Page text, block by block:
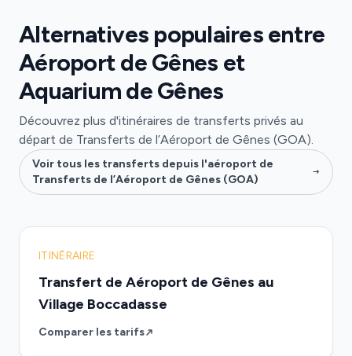
Alternatives populaires entre
Aéroport de Gênes et
Aquarium de Gênes
Découvrez plus d'itinéraires de transferts privés au
départ de Transferts de l’Aéroport de Gênes (GOA).
Voir tous les transferts depuis l'aéroport de
Transferts de l’Aéroport de Gênes (GOA)
ITINÉRAIRE
Transfert de Aéroport de Gênes au
Village Boccadasse
Comparer les tarifs